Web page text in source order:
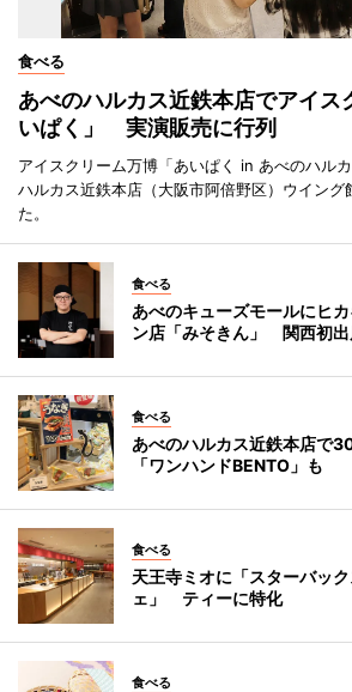
食べる
あべのハルカス近鉄本店でアイス
いぱく」 実演販売に行列
アイスクリーム万博「あいぱく in あべのハル
ハルカス近鉄本店（大阪市阿倍野区）ウイング
た。
食べる
あべのキューズモールにヒ
ン店「みそきん」 関西初
食べる
あべのハルカス近鉄本店で
「ワンハンドBENTO」も
食べる
天王寺ミオに「スターバッ
ェ」 ティーに特化
食べる